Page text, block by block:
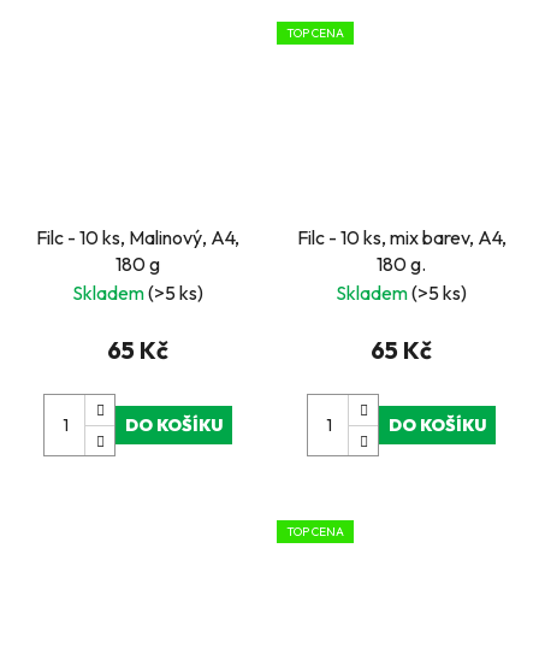
Filc - 10 ks, Malinový, A4,
180 g
Skladem(>5 ks)
65 Kč
DO KOŠÍKU
TOP CENA
Filc - 10 ks, mix barev, A4,
180 g.
Skladem(>5 ks)
65 Kč
DO KOŠÍKU
TOP CENA